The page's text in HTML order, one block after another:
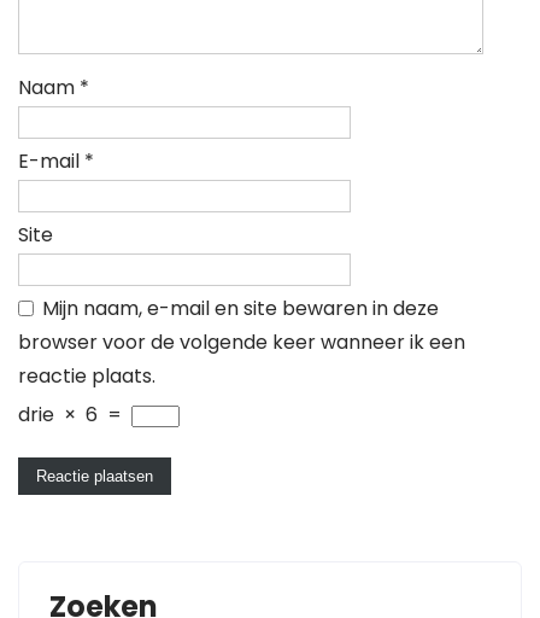
Naam *
E-mail *
Site
Mijn naam, e-mail en site bewaren in deze
browser voor de volgende keer wanneer ik een
reactie plaats.
drie × 6 =
Zoeken